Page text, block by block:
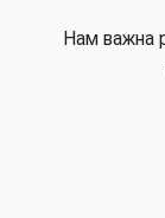
Нам важна